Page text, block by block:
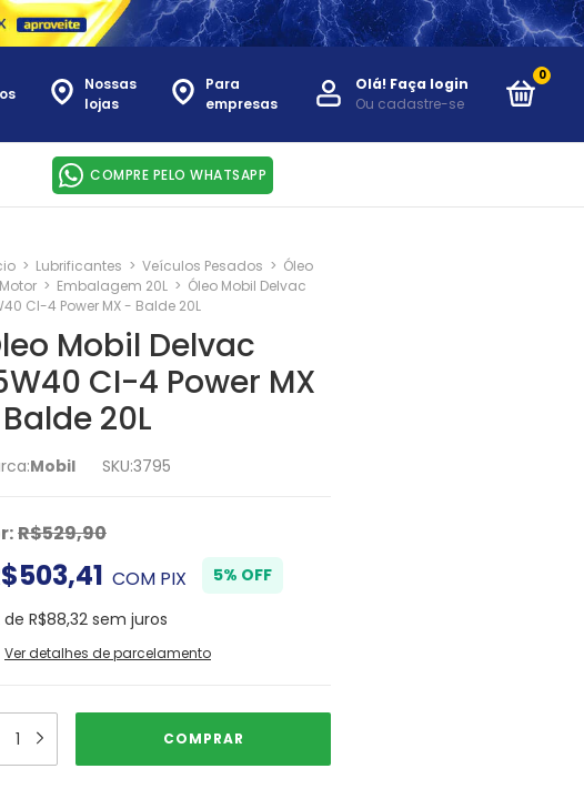
Nossas
lojas
Para
empresas
Olá! Faça login
Ou cadastre-se
0
COMPRE PELO WHATSAPP
> Lubrificantes > Veículos Pesados > Óleo
> Embalagem 20L > Óleo Mobil Delvac
CI-4 Power MX - Balde 20L
Mobil Delvac
CI-4 Power MX
20L
Mobil SKU:3795
R$529,90
COM PIX
5% OFF
de R$88,32 sem juros
Ver detalhes de parcelamento